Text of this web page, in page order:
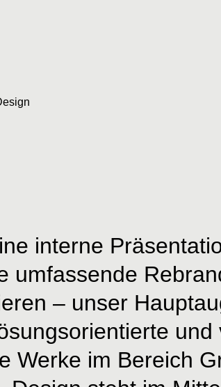
interne
umfassende
– unser
und
Werke im Bereich